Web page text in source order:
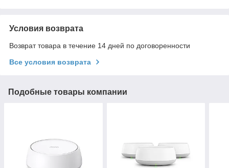
Условия возврата
Возврат товара в течение 14 дней по договоренности
Все условия возврата
Подобные товары компании